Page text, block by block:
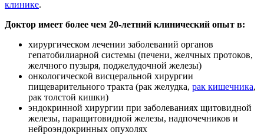
клинике.
Доктор имеет более чем 20-летний клинический опыт в:
хирургическом лечении заболеваний органов
гепатобилиарной системы (печени, желчных протоков,
желчного пузыря, поджелудочной железы)
онкологической висцеральной хирургии
пищеварительного тракта (рак желудка, рак кишечника,
рак толстой кишки)
эндокринной хирургии при заболеваниях щитовидной
железы, паращитовидной железы, надпочечников и
нейроэндокринных опухолях